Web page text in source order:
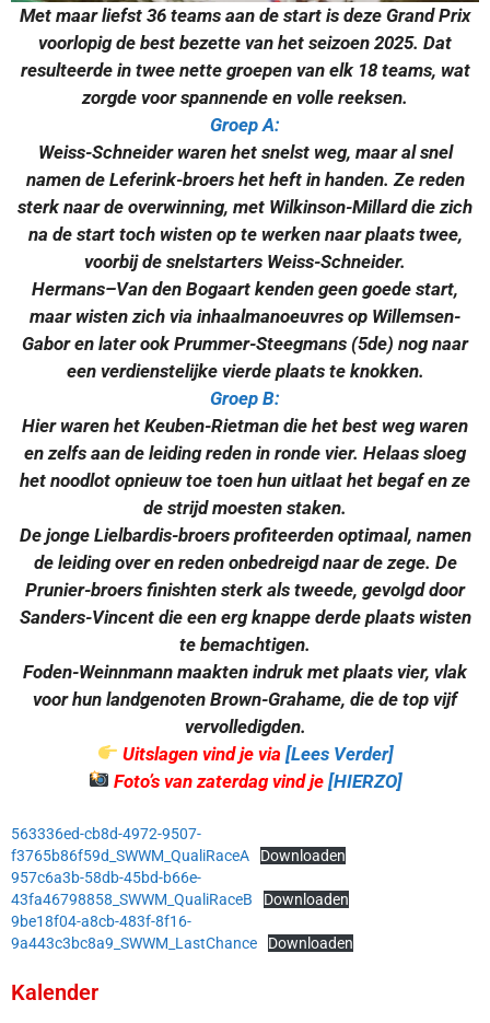
Met maar liefst 36 teams aan de start is deze Grand Prix
voorlopig de best bezette van het seizoen 2025. Dat
resulteerde in twee nette groepen van elk 18 teams, wat
zorgde voor spannende en volle reeksen.
Groep A:
Weiss-Schneider waren het snelst weg, maar al snel
namen de Leferink-broers het heft in handen. Ze reden
sterk naar de overwinning, met Wilkinson-Millard die zich
na de start toch wisten op te werken naar plaats twee,
voorbij de snelstarters Weiss-Schneider.
Hermans–Van den Bogaart kenden geen goede start,
maar wisten zich via inhaalmanoeuvres op Willemsen-
Gabor en later ook Prummer-Steegmans (5de) nog naar
een verdienstelijke vierde plaats te knokken.
Groep B:
Hier waren het Keuben-Rietman die het best weg waren
en zelfs aan de leiding reden in ronde vier. Helaas sloeg
het noodlot opnieuw toe toen hun uitlaat het begaf en ze
de strijd moesten staken.
De jonge Lielbardis-broers profiteerden optimaal, namen
de leiding over en reden onbedreigd naar de zege. De
Prunier-broers finishten sterk als tweede, gevolgd door
Sanders-Vincent die een erg knappe derde plaats wisten
te bemachtigen.
Foden-Weinnmann maakten indruk met plaats vier, vlak
voor hun landgenoten Brown-Grahame, die de top vijf
vervolledigden.
Uitslagen vind je via [Lees Verder]
Foto’s van zaterdag vind je[HIERZO]
563336ed-cb8d-4972-9507-
f3765b86f59d_SWWM_QualiRaceA
Downloaden
957c6a3b-58db-45bd-b66e-
43fa46798858_SWWM_QualiRaceB
Downloaden
9be18f04-a8cb-483f-8f16-
9a443c3bc8a9_SWWM_LastChance
Downloaden
Kalender